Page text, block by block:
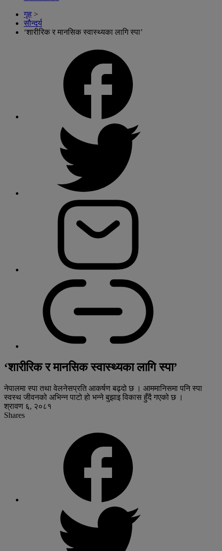
गृह >
सौन्दर्य
‘शारीरिक र मानसिक स्वास्थ्यका लागि स्पा’
‘शारीरिक र मानसिक स्वास्थ्यका लागि स्पा’
नेपालमा स्पा तथा वेलनेसप्रति आकर्षण बढ्दो छ । आममानिसमा पनि स्पा
स्वस्थ जीवनको अभिन्न पाटो हो भन्ने बुझाइ विकास हुँदै गएको छ ।
श्रावण ६, २०८१
Shares